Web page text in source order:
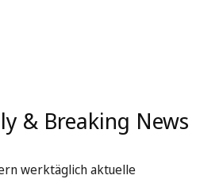
& Breaking News
werktäglich aktuelle